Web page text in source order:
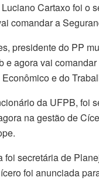
Cartaxo foi o
comandar a
presidente do PP
e agora vai
e do
da UFPB, foi
na gestão de
foi secretária de
foi anunciada